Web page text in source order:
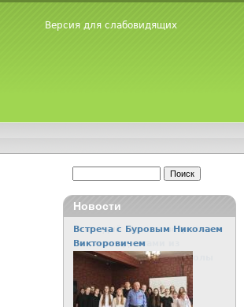
Версия для слабовидящих
Новости
Встреча с Буровым Николаем
Викторовичем